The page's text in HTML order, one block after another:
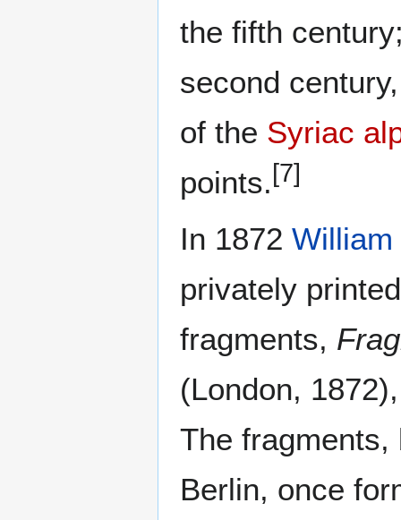
the fifth
second
of the Syriac
points. [7]
In 1872
privately
fragments,
(London,
The
Berlin, once